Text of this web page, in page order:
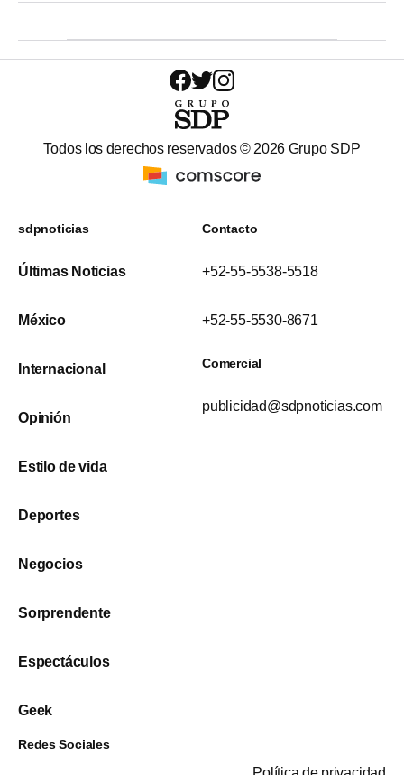
Todos los derechos reservados © 2026 Grupo SDP
sdpnoticias
Últimas Noticias
México
Internacional
Opinión
Estilo de vida
Deportes
Negocios
Sorprendente
Espectáculos
Geek
Contacto
+52-55-5538-5518
+52-55-5530-8671
Comercial
publicidad@sdpnoticias.com
Redes Sociales